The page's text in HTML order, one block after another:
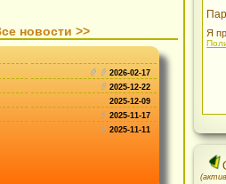
/Все новости >>
2026-02-17
2025-12-22
2025-12-09